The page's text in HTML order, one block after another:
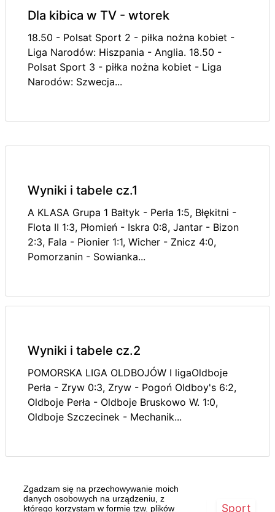
Zgadzam się na przechowywanie moich
danych osobowych na urządzeniu, z
którego korzystam w formie tzw. plików
Dla kibica w TV - wtorek
18.50 - Polsat Sport 2 - piłka nożna kobiet -
Liga Narodów: Hiszpania - Anglia. 18.50 -
Polsat Sport 3 - piłka nożna kobiet - Liga
Narodów: Szwecja...
Wyniki i tabele cz.1
A KLASA Grupa 1 Bałtyk - Perła 1:5, Błękitni -
Flota II 1:3, Płomień - Iskra 0:8, Jantar - Bizon
2:3, Fala - Pionier 1:1, Wicher - Znicz 4:0,
Pomorzanin - Sowianka...
Wyniki i tabele cz.2
POMORSKA LIGA OLDBOJÓW I ligaOldboje
Perła - Zryw 0:3, Zryw - Pogoń Oldboy's 6:2,
Oldboje Perła - Oldboje Bruskowo W. 1:0,
Oldboje Szczecinek - Mechanik...
Strona główna Szczecin/Region Sport